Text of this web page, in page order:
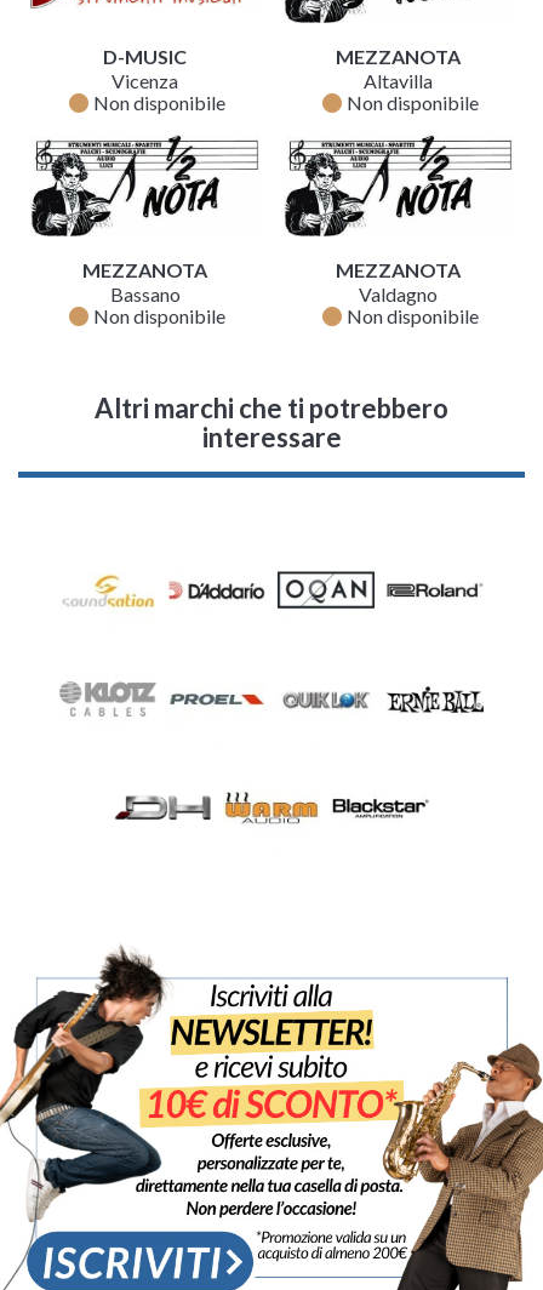
D-MUSIC
Vicenza
fiber_manual_record Non disponibile
MEZZANOTA
Altavilla
fiber_manual_record Non disponibile
MEZZANOTA
Bassano
fiber_manual_record Non disponibile
MEZZANOTA
Valdagno
fiber_manual_record Non disponibile
Altri marchi che ti potrebbero
interessare